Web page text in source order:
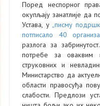
Поред неспорног
окупљају занатлије да
Устава, у „писму
потписало 40
разлога за
потребе за оваквим
струковних и
Министарство да
области правосуђа
слабости. Предлози